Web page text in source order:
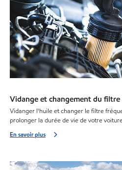
Vidange et changement du filtre
Vidanger l'huile et changer le filtre
prolonger la durée de vie de votre
En savoir plus